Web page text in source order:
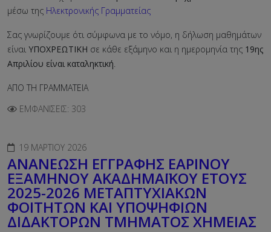
μέσω της Ηλεκτρονικής Γραμματείας
Σας γνωρίζουμε ότι σύμφωνα με το νόμο, η δήλωση μαθημάτων
είναι ΥΠΟΧΡΕΩΤΙΚΗ σε κάθε εξάμηνο και η ημερομηνία της 19ης
Απριλίου είναι καταληκτική.
ΑΠΟ ΤΗ ΓΡΑΜΜΑΤΕΙΑ
ΕΜΦΑΝΊΣΕΙΣ: 303
19 ΜΑΡΤΊΟΥ 2026
ΑΝΑΝΕΩΣΗ ΕΓΓΡΑΦΗΣ ΕΑΡΙΝΟΥ
ΕΞΑΜΗΝΟΥ ΑΚΑΔΗΜΑΪΚΟΥ ΕΤΟΥΣ
2025-2026 ΜΕΤΑΠΤΥΧΙΑΚΩΝ
ΦΟΙΤΗΤΩΝ ΚΑΙ ΥΠΟΨΗΦΙΩΝ
ΔΙΔΑΚΤΟΡΩΝ ΤΜΗΜΑΤΟΣ ΧΗΜΕΙΑΣ